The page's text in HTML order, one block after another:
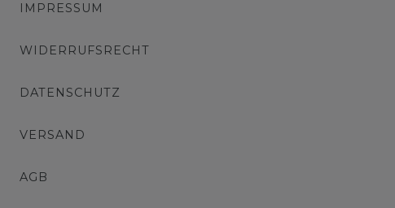
IMPRESSUM
WIDERRUFSRECHT
DATENSCHUTZ
VERSAND
AGB